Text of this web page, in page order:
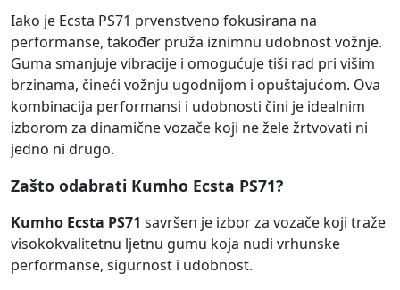
Iako je Ecsta PS71 prvenstveno fokusirana na
performanse, također pruža iznimnu udobnost vožnje.
Guma smanjuje vibracije i omogućuje tiši rad pri višim
brzinama, čineći vožnju ugodnijom i opuštajućom. Ova
kombinacija performansi i udobnosti čini je idealnim
izborom za dinamične vozače koji ne žele žrtvovati ni
jedno ni drugo.
Zašto odabrati Kumho Ecsta PS71?
Kumho Ecsta PS71 savršen je izbor za vozače koji traže
visokokvalitetnu ljetnu gumu koja nudi vrhunske
performanse, sigurnost i udobnost.